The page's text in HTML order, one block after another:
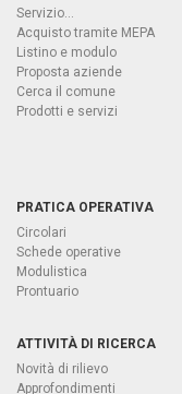
Servizio...
Acquisto tramite MEPA
Listino e modulo
Proposta aziende
Cerca il comune
Prodotti e servizi
PRATICA OPERATIVA
Circolari
Schede operative
Modulistica
Prontuario
ATTIVITÀ DI RICERCA
Novità di rilievo
Approfondimenti